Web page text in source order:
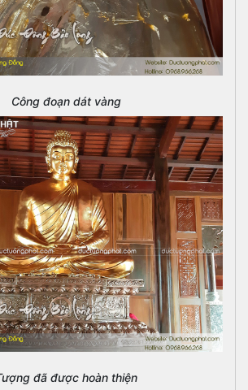
Công đoạn dát vàng
đã được hoàn thiện